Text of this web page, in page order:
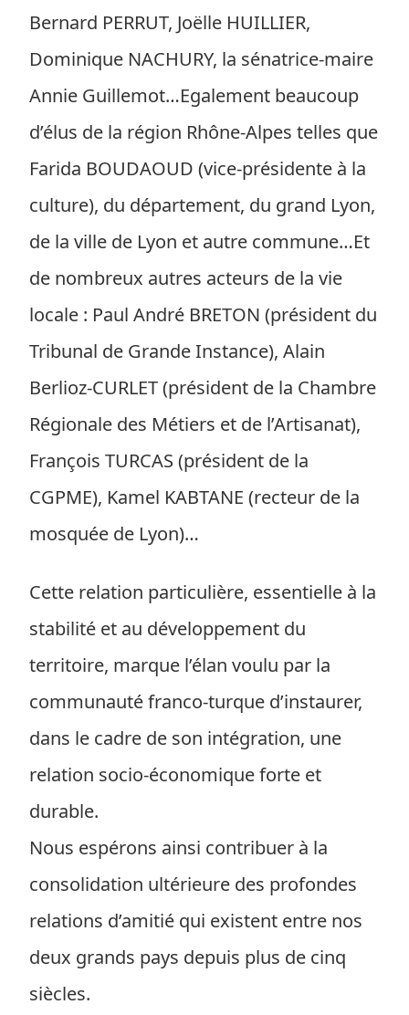
Bernard PERRUT, Joëlle HUILLIER,
Dominique NACHURY, la sénatrice-maire
Annie Guillemot…Egalement beaucoup
d’élus de la région Rhône-Alpes telles que
Farida BOUDAOUD (vice-présidente à la
culture), du département, du grand Lyon,
de la ville de Lyon et autre commune…Et
de nombreux autres acteurs de la vie
locale : Paul André BRETON (président du
Tribunal de Grande Instance), Alain
Berlioz-CURLET (président de la Chambre
Régionale des Métiers et de l’Artisanat),
François TURCAS (président de la
CGPME), Kamel KABTANE (recteur de la
mosquée de Lyon)…
Cette relation particulière, essentielle à la
stabilité et au développement du
territoire, marque l’élan voulu par la
communauté franco-turque d’instaurer,
dans le cadre de son intégration, une
relation socio-économique forte et
durable.
Nous espérons ainsi contribuer à la
consolidation ultérieure des profondes
relations d’amitié qui existent entre nos
deux grands pays depuis plus de cinq
siècles.